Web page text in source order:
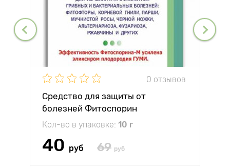
0 отзывов
Средство для защиты от
болезней Фитоспорин
Кол-во в упаковке: 10 г
40 руб 69 руб